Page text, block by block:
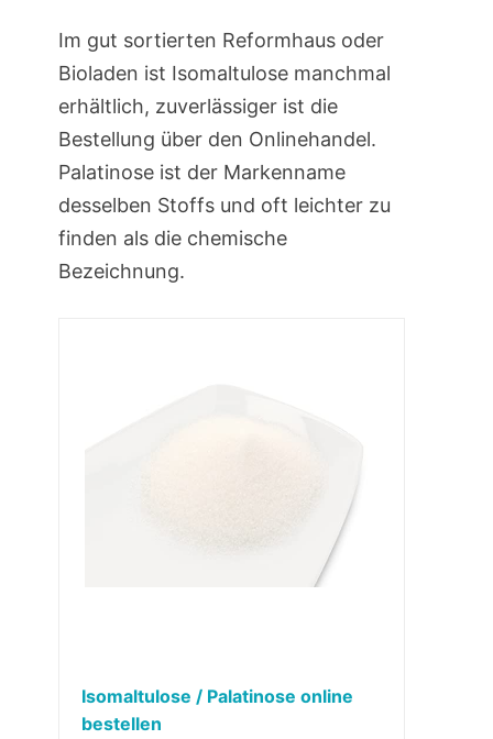
Im gut sortierten Reformhaus oder
Bioladen ist Isomaltulose manchmal
erhältlich, zuverlässiger ist die
Bestellung über den Onlinehandel.
Palatinose ist der Markenname
desselben Stoffs und oft leichter zu
finden als die chemische
Bezeichnung.
Isomaltulose / Palatinose online
bestellen